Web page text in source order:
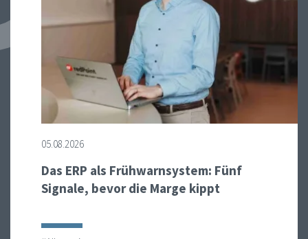
05.08.2026
Das ERP als Frühwarnsystem: Fünf
Signale, bevor die Marge kippt